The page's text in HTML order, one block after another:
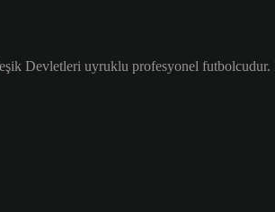
Devletleri uyruklu profesyonel